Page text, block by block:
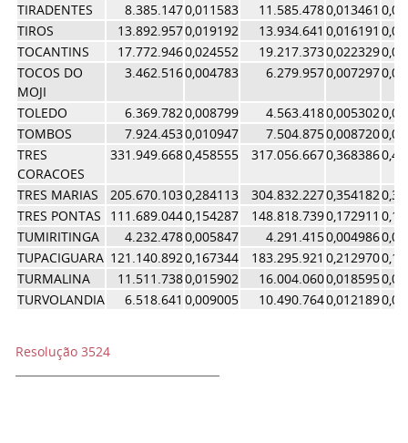
TIRADENTES
8.385.1470,011583 11.585.4780,013461
TIROS
13.892.9570,019192 13.934.641 0,016191
TOCANTINS
17.772.9460,024552 19.217.3730,022329
TOCOS DO
MOJI
3.462.5160,004783 6.279.9570,007297
TOLEDO 6.369.7820,008799 4.563.4180,005302
TOMBOS
7.924.4530,010947 7.504.8750,008720
TRES
CORACOES
331.949.6680,458555 317.056.6670,368386
TRES MARIAS 205.670.1030,284113 304.832.2270,354182
TRES PONTAS
111.689.0440,154287 148.818.7390,172911
TUMIRITINGA
4.232.4780,005847 4.291.4150,004986
TUPACIGUARA 121.140.8920,167344 183.295.921 0,212970
TURMALINA
11.511.7380,015902 16.004.0600,018595
TURVOLANDIA
6.518.641 0,009005 10.490.7640,012189
Resolução 3524